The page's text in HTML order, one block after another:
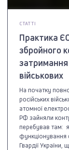
СТАТТІ
Практика
збройного
військових
На початку
російських
атомної
РФ зайняли
перебував там:
функціонування
Гвардії